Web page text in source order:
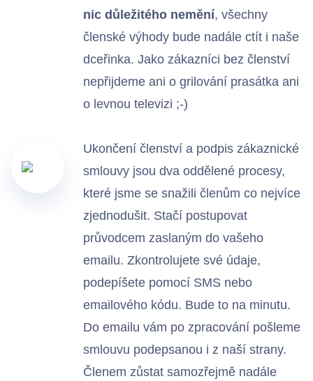
Kontakty
nic důležitého nemění, všechny
členské výhody bude nadále ctít i naše
dceřinka. Jako zákazníci bez členství
nepřijdeme ani o grilování prasátka ani
o levnou televizi ;-)
Ukončení členství a podpis zákaznické
smlouvy jsou dva oddělené procesy,
které jsme se snažili členům co nejvíce
zjednodušit. Stačí postupovat
průvodcem zaslaným do vašeho
emailu. Zkontrolujete své údaje,
podepíšete pomocí SMS nebo
emailového kódu. Bude to na minutu.
Do emailu vám po zpracování pošleme
smlouvu podepsanou i z naší strany.
Členem zůstat samozřejmě nadále